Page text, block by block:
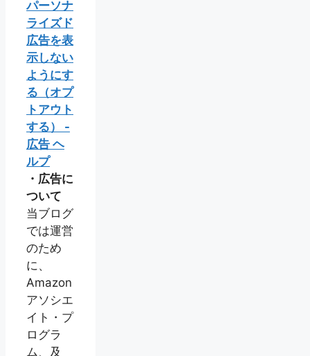
パーソナ
ライズド
広告を表
示しない
ようにす
る（オプ
トアウト
する） -
広告 ヘ
ルプ
・広告に
ついて
当ブログ
では運営
のため
に、
Amazon
アソシエ
イト・プ
ログラ
ム、及